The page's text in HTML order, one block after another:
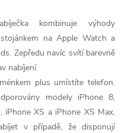
kombinuje výhody
na Apple Watch a
Zepředu navíc svítí barevně
nabíjení.
plus umístíte telefon.
modely iPhone 8,
iPhone XS a iPhone XS Max.
v případě, že disponují